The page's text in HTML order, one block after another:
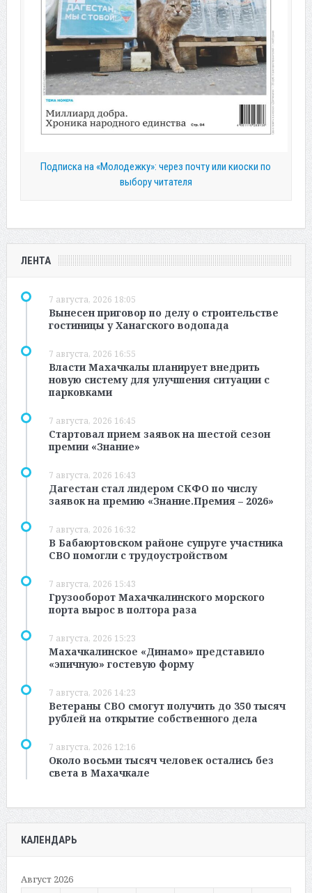
Подписка на «Молодежку»: через почту или киоски по
выбору читателя
ЛЕНТА
7 августа, 2026 18:05
Вынесен приговор по делу о строительстве
гостиницы у Ханагского водопада
7 августа, 2026 16:55
Власти Махачкалы планирует внедрить
новую систему для улучшения ситуации с
парковками
7 августа, 2026 16:45
Стартовал прием заявок на шестой сезон
премии «Знание»
7 августа, 2026 16:43
Дагестан стал лидером СКФО по числу
заявок на премию «Знание.Премия – 2026»
7 августа, 2026 16:32
В Бабаюртовском районе супруге участника
СВО помогли с трудоустройством
7 августа, 2026 15:43
Грузооборот Махачкалинского морского
порта вырос в полтора раза
7 августа, 2026 15:23
Махачкалинское «Динамо» представило
«эпичную» гостевую форму
7 августа, 2026 14:23
Ветераны СВО смогут получить до 350 тысяч
рублей на открытие собственного дела
7 августа, 2026 12:16
Около восьми тысяч человек остались без
света в Махачкале
КАЛЕНДАРЬ
Август 2026